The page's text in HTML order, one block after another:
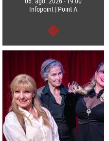
Infopoint | Point A
continuar